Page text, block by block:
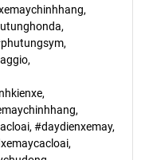
#daydienxemay,